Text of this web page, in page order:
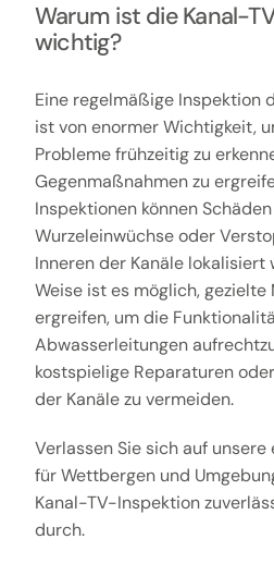
Warum ist die Kanal-
wichtig?
Eine regelmäßige Inspektion
ist von enormer Wichtigkeit,
Probleme frühzeitig zu
Gegenmaßnahmen zu
Inspektionen können
Wurzeleinwüchse oder
Inneren der Kanäle lokalisiert
Weise ist es möglich, gezielte
ergreifen, um die
Abwasserleitungen
kostspielige Reparaturen
der Kanäle zu vermeiden.
Verlassen Sie sich auf
für Wettbergen und
Kanal-TV-Inspektion
durch.